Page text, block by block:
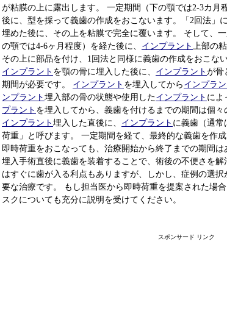
が粘膜の上に露出します。 一定期間（下の顎では2-3カ月
後に、型を採って義歯の作成をおこないます。「2回法」に
埋めた後に、その上を粘膜で完全に覆います。 そして、
の顎では4-6ヶ月程度）を経た後に、 インプラント 上部の
その上に部品を付け、1回法と同様に義歯の作成をおこない
インプラント を顎の骨に埋入した後に、 インプラント が骨
期間が必要です。 インプラント を埋入してから インプラン
ンプラント 埋入部の骨の状態や使用したインプラント によ
プラント を埋入してから、義歯を付けるまでの期間は個々
インプラント 埋入した直後に、 インプラント に義歯（通常
荷重」と呼びます。 一定期間を経て、最終的な義歯を作
即時荷重をおこなっても、治療開始から終了までの期間は
埋入手術直後に義歯を装着することで、術後の不便さを
はすぐに歯が入る利点もありますが、しかし、症例の選
要な治療です。 もし担当医から即時荷重を提案された場
スクについても充分に説明を受けてください。
スポンサード リンク